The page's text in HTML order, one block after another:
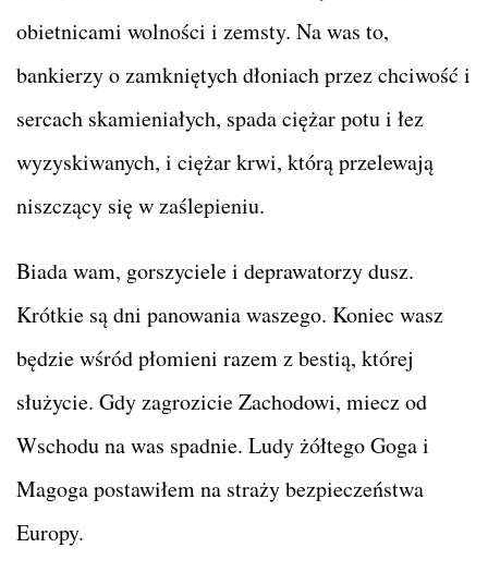
obietnicami wolności i zemsty. Na was to,
bankierzy o zamkniętych dłoniach przez chciwość i
sercach skamieniałych, spada ciężar potu i łez
wyzyskiwanych, i ciężar krwi, którą przelewają
niszczący się w zaślepieniu.
Biada wam, gorszyciele i deprawatorzy dusz.
Krótkie są dni panowania waszego. Koniec wasz
będzie wśród płomieni razem z bestią, której
służycie. Gdy zagrozicie Zachodowi, miecz od
Wschodu na was spadnie. Ludy żółtego Goga i
Magoga postawiłem na straży bezpieczeństwa
Europy.